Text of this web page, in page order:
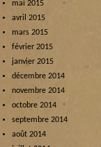
mai 2015
avril 2015
mars 2015
février 2015
janvier 2015
décembre 2014
novembre 2014
octobre 2014
septembre 2014
août 2014